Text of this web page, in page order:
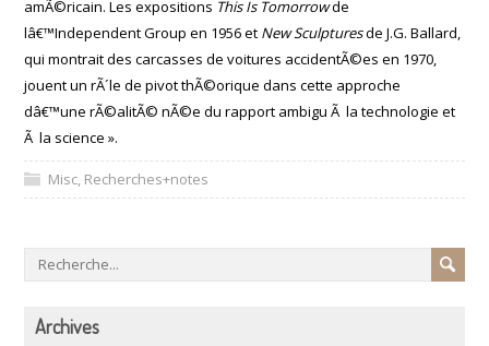
amÃ©ricain. Les expositions This Is Tomorrowde
lâ€™Independent Group en 1956 et New Sculpturesde J.G. Ballard,
qui montrait des carcasses de voitures accidentÃ©es en 1970,
jouent un rÃ´le de pivot thÃ©orique dans cette approche
dâ€™une rÃ©alitÃ© nÃ©e du rapport ambigu Ã la technologie et
Ã la science ».
Misc, Recherches+notes
Archives